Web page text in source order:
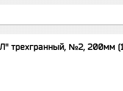
трехгранный, №2, 200мм